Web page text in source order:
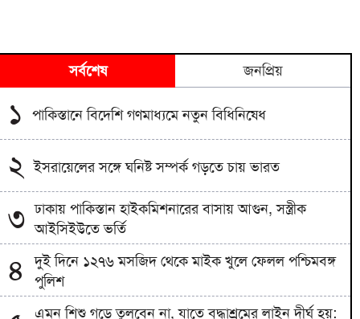
সর্বশেষ জনপ্রিয়
১ পাকিস্তানে বিদেশি গণমাধ্যমে নতুন বিধিনিষেধ
২ ইসরায়েলের সঙ্গে ঘনিষ্ট সম্পর্ক গড়তে চায় ভারত
৩ ঢাকায় পাকিস্তান হাইকমিশনারের বাসায় আগুন, সস্ত্রীক
আইসিইউতে ভর্তি
৪
দুই দিনে ১২৭৬ মসজিদ থেকে মাইক খুলে ফেলল পশ্চিমবঙ্গ
পুলিশ
এমন শিশু গড়ে তুলবেন না, যাতে বৃদ্ধাশ্রমের লাইন দীর্ঘ হয়: